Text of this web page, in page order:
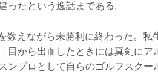
ったという逸話まである。
数えながら未勝利に終わった。私
目から出血したときには真剣にア
ンプロとして自らのゴルフスクー